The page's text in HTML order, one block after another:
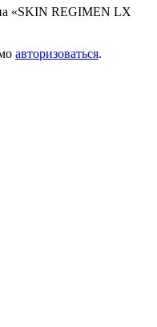
«SKIN REGIMEN LX
авторизоваться.